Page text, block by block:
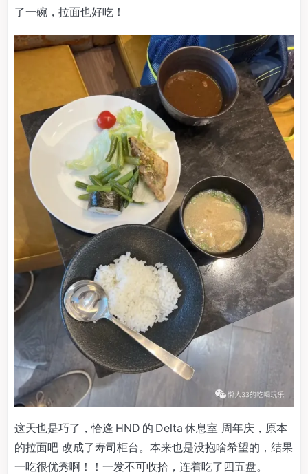
了一碗，拉面也好吃！
这天也是巧了，恰逢 HND 的 Delta 休息室 周年庆，原本
的拉面吧 改成了寿司柜台。本来也是没抱啥希望的，结果
一吃很优秀啊！！一发不可收拾，连着吃了四五盘。